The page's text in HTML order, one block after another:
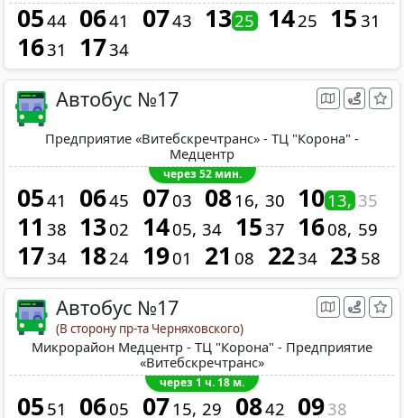
0544 0641 0743 1325 1425 15 31
1631 1734
Автобус №17
Предприятие «Витебскречтранс» - ТЦ "Корона" -
Медцентр
через 52 мин.
0541 0645 0703 08 16 30 1013 35
11 38 1302 1405 34 1537 1608 59
1734 1824 1901 21 08 2234 23 58
Автобус №17
(В сторону пр-та Черняховского)
Микрорайон Медцентр - ТЦ "Корона" - Предприятие
«Витебскречтранс»
через 1 ч. 18 м.
05 51 0605 07 15 29 0842 0938